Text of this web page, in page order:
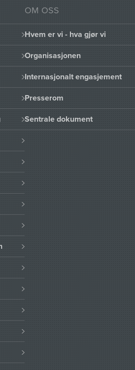
OM OSS
Hvem er vi - hva gjør vi
Organisasjonen
Internasjonalt engasjement
Presserom
Sentrale dokument